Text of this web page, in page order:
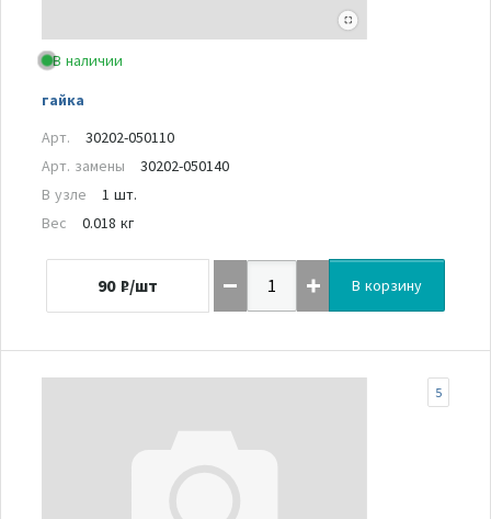
В наличии
гайка
Арт.
30202-050110
Арт. замены
30202-050140
В узле
1 шт.
Вес
0.018 кг
90 ₽/шт В корзину
5